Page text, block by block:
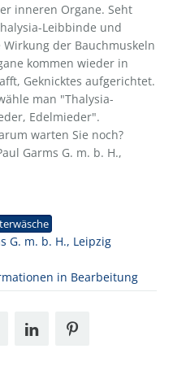
inneren Organe. Seht
Leibbinde und
der Bauchmuskeln
kommen wieder in
Geknicktes aufgerichtet.
man "Thalysia-
Edelmieder".
warten Sie noch?
Garms G. m. b. H.,
G. m. b. H., Leipzig
in Bearbeitung